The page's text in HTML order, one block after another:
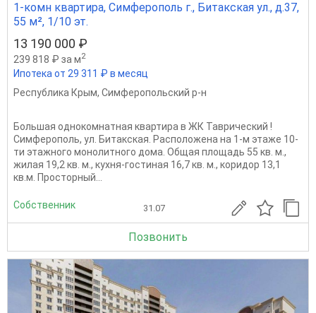
1-комн квартира, Симферополь г., Битакская ул., д.37,
55 м², 1/10 эт.
13 190 000 ₽
239 818 ₽ за м2
Ипотека от 29 311 ₽ в месяц
Республика Крым, Симферопольский р-н
Большая однокомнатная квартира в ЖК Таврический !
Симферополь, ул. Битакская. Расположена на 1-м этаже 10-
ти этажного монолитного дома. Общая площадь 55 кв. м.,
жилая 19,2 кв. м., кухня-гостиная 16,7 кв. м., коридор 13,1
кв.м. Просторный...
Собственник 31.07
Позвонить